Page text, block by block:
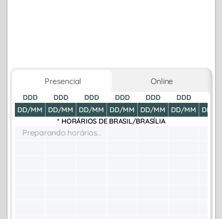
Presencial Online
DDD
DD/MM
DDD
DD/MM
DDD
DD/MM
DDD
DD/MM
DDD
DD/MM
DDD
DD/MM
DD/
* HORÁRIOS DE BRASIL/BRASÍLIA
Preparando horários...